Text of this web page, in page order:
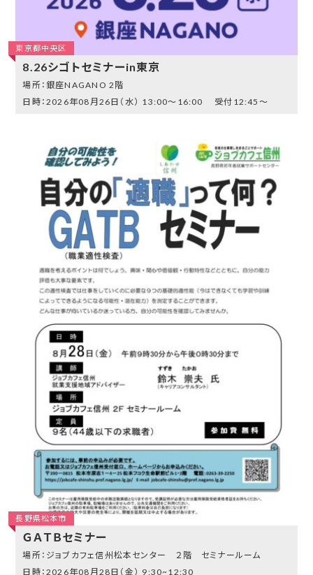
東京都中央区
8.26シゴトセミナーin東京
銀座NAGANO 2階
2026年08月26日（水） 13:00～16:00 受付12:45～
長野県松本市
ＧＡＴＢセミナー
ジョブカフェ信州松本センター ２階 セミナールーム
2026年08月28日（金） 9:30~12:30